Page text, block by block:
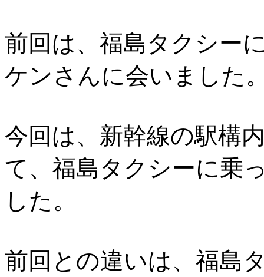
前回は、福島タクシー
ケンさんに会いました
今回は、新幹線の駅構
て、福島タクシーに乗
した。
前回との違いは、福島